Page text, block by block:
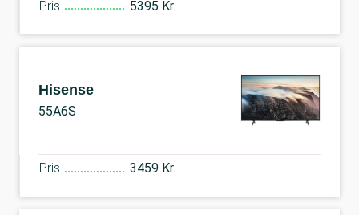
Pris 5395 Kr.
Hisense
55A6S
Pris 3459 Kr.